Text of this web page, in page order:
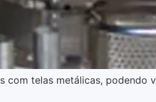
telas metálicas, podendo